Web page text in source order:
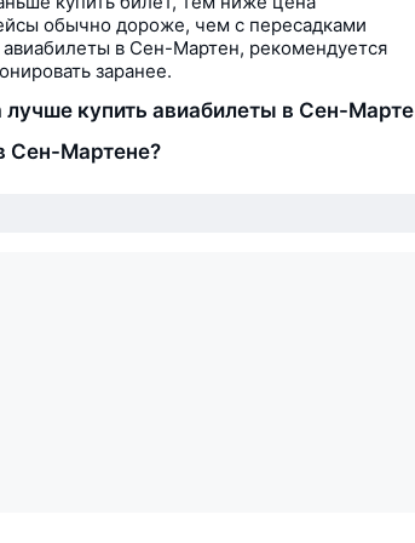
обычно дороже, чем с пересадками
в Сен-Мартен, рекомендуется
заранее.
лучше купить авиабилеты в Сен-
Сен-Мартене?